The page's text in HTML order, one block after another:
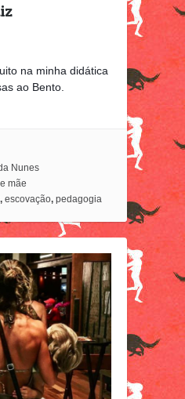
na minha didática
ao Bento.
Nunes
mãe
, escovação, pedagogia